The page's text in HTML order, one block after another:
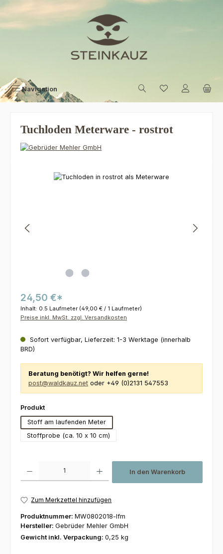
Zum Hauptinhalt springen
Navigation
Tuchloden Meterware - rostrot
Bildergalerie überspringen
24,50 €*
Inhalt: 0.5 Laufmeter (49,00 € / 1 Laufmeter)
Preise inkl. MwSt. zzgl. Versandkosten
Sofort verfügbar, Lieferzeit: 1-3 Werktage (innerhalb
BRD)
Beratung benötigt? Wir helfen gerne!
post@waldkauz.net oder +49 (0)2131 547553
Produktauswählen
Stoff am laufenden Meter
Stoffprobe (ca. 10 x 10 cm)
In den Warenkorb
Zum Merkzettel hinzufügen
Produktnummer: MW0802018-lfm
Hersteller: Gebrüder Mehler GmbH
Gewicht inkl. Verpackung: 0,25 kg